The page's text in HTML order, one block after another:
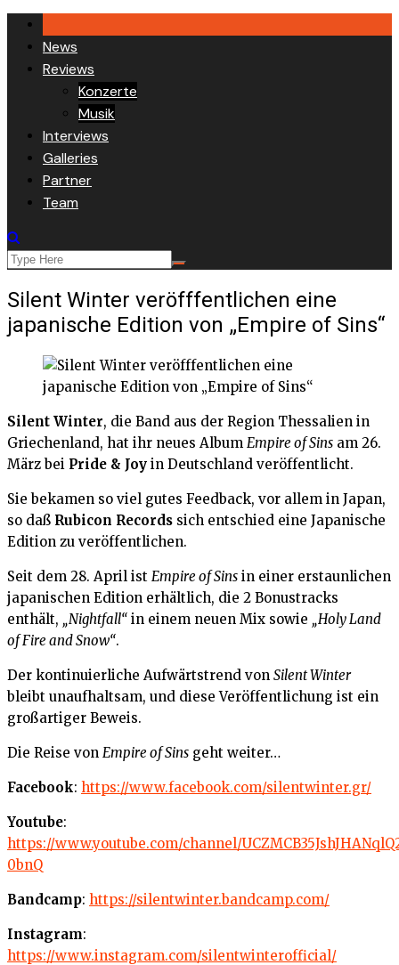
Skip
content
News
Reviews
Konzerte
Musik
Interviews
Galleries
Partner
Team
Silent Winter veröfffentlichen eine
japanische Edition von „Empire of Sins“
Silent Winter, die Band aus der Region Thessalien in
Griechenland, hat ihr neues Album Empire of Sins am 26.
März bei Pride & Joy in Deutschland veröffentlicht.
Sie bekamen so viel gutes Feedback, vor allem in Japan,
so daß Rubicon Records sich entschied eine Japanische
Edition zu veröffentlichen.
Seit dem 28. April ist Empire of Sins in einer erstaunlichen
japanischen Edition erhältlich, die 2 Bonustracks
enthält, „Nightfall“ in einem neuen Mix sowie „Holy Land
of Fire and Snow“.
Der kontinuierliche Aufwärtstrend von Silent Winter
bleibt unaufhaltsam, und diese Veröffentlichung ist ein
großartiger Beweis.
Die Reise von Empire of Sins geht weiter…
Facebook: https://www.facebook.com/silentwinter.gr/
Youtube:
https://www.youtube.com/channel/
0bnQ
Bandcamp: https://silentwinter.bandcamp.com/
Instagram:
https://www.instagram.com/silentwinterofficial/